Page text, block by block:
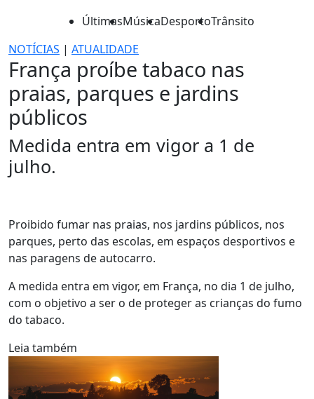
ÚltimasMúsicaDesportoTrânsito
NOTÍCIAS | ATUALIDADE
França proíbe tabaco nas
praias, parques e jardins
públicos
Medida entra em vigor a 1 de
julho.
Proibido fumar nas praias, nos jardins públicos, nos
parques, perto das escolas, em espaços desportivos e
nas paragens de autocarro.
A medida entra em vigor, em França, no dia 1 de julho,
com o objetivo a ser o de proteger as crianças do fumo
do tabaco.
Leia também